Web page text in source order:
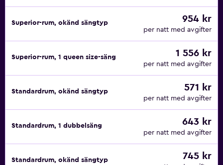
Superior-rum, okänd sängtyp 954 kr
per natt med avgifter
Superior-rum, 1 queen size-säng 1 556 kr
per natt med avgifter
Standardrum, okänd sängtyp 571 kr
per natt med avgifter
Standardrum, 1 dubbelsäng 643 kr
per natt med avgifter
Standardrum, okänd sängtyp 745 kr